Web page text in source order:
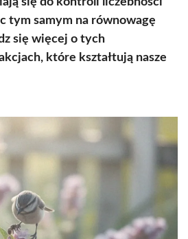
tym samym na równowagę
się więcej o tych
które kształtują nasze